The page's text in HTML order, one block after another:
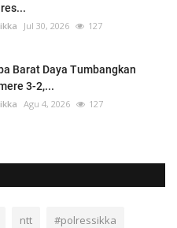
Jul 30, 2026 127
Barat Daya Tumbangkan
3-2,...
Agu 4, 2026 127
ntt #polressikka